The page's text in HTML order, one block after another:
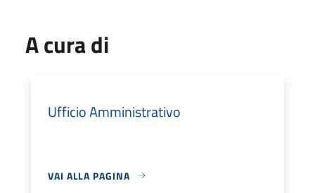
A cura di
Ufficio Amministrativo
VAI ALLA PAGINA